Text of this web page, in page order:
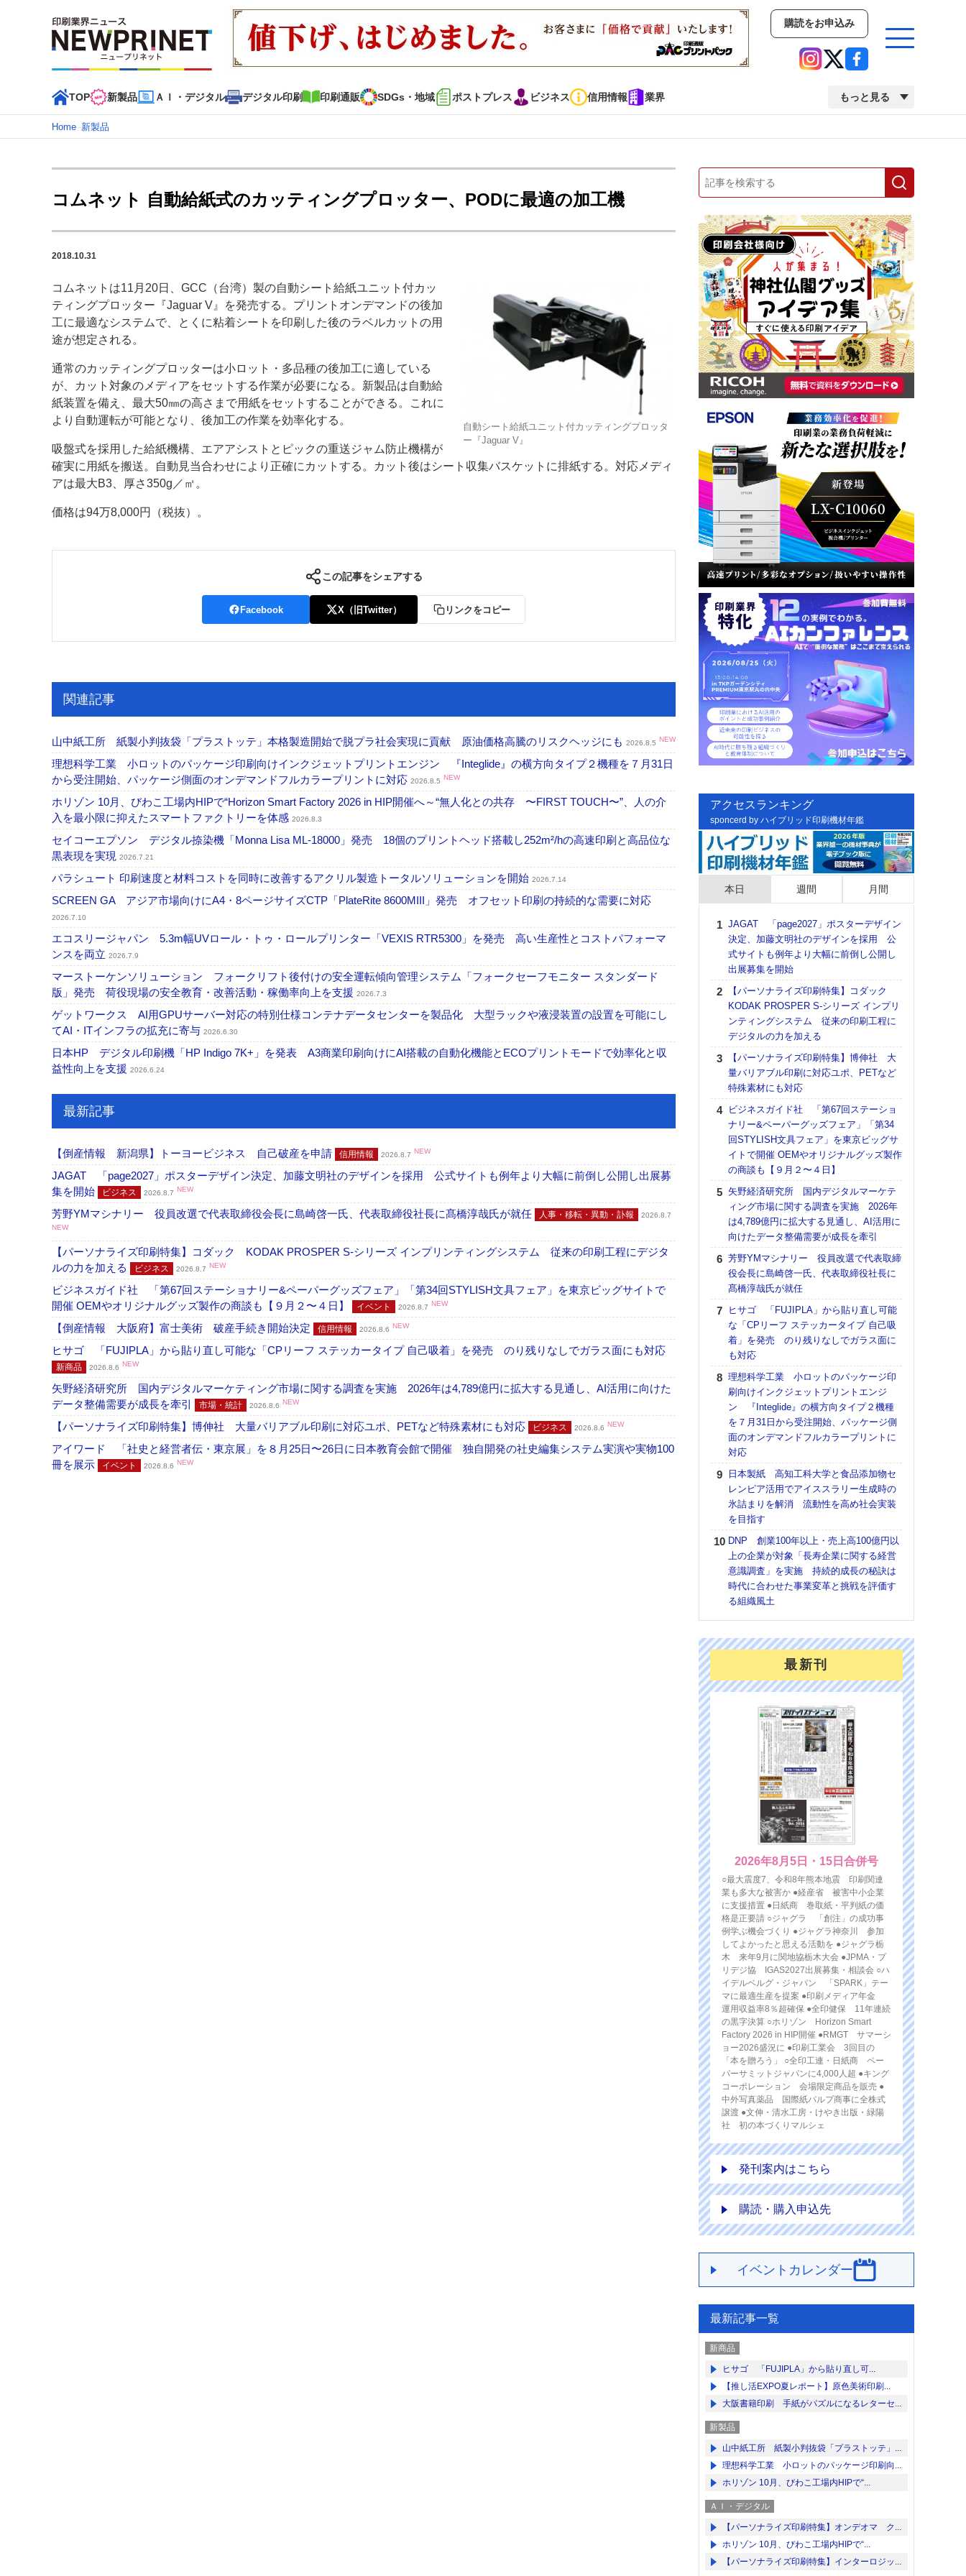
購読をお申込み
TOP 新製品 ＡＩ・デジタル デジタル印刷 印刷通販 SDGs・地域 ポストプレス ビジネス 信用情報 業界 もっと見る
イベント
インデックス
TOP 新着記事 特集記事 動画コンテンツ インタビュー コレクション
カテゴリー一覧
新商品 新製品 ＡＩ・デジタル デジタル印刷 印刷通販 SDGs・地域 ポストプレス ビジネス イベント 信用情報 業界 市場・統計 人事・移転・異動・訃報
特集記事カテゴリー一覧
2022 見える化・MIS特集 特集・デジタル印刷 アイデアで勝負！ ～多様なビジネス・多彩な商材～ 中古印刷機・製本機特集
2022 検査・校正特集
特集・デジタル印刷 ～ 新成長軌道を描く
発刊案内 JFPI印刷用語集 印刷機材年鑑
運営
Home–新製品
コムネット 自動給紙式のカッティングプロッター、PODに最適の加工機
2018.10.31
自動シート給紙ユニット付カッティングプロッタ
ー『Jaguar V』
コムネットは11月20日、GCC（台湾）製の自動シート給紙ユニット付カッ
ティングプロッター『Jaguar V』を発売する。プリントオンデマンドの後加
工に最適なシステムで、とくに粘着シートを印刷した後のラベルカットの用
途が想定される。
通常のカッティングプロッターは小ロット・多品種の後加工に適している
が、カット対象のメディアをセットする作業が必要になる。新製品は自動給
紙装置を備え、最大50㎜の高さまで用紙をセットすることができる。これに
より自動運転が可能となり、後加工の作業を効率化する。
吸盤式を採用した給紙機構、エアアシストとピックの重送ジャム防止機構が
確実に用紙を搬送。自動見当合わせにより正確にカットする。カット後はシート収集バスケットに排紙する。対応メディ
アは最大B3、厚さ350g／㎡。
価格は94万8,000円（税抜）。
この記事をシェアする
Facebook X（旧Twitter） リンクをコピー
関連記事
山中紙工所 紙製小判抜袋「プラストッテ」本格製造開始で脱プラ社会実現に貢献 原油価格高騰のリスクヘッジにも 2026.8.5 NEW
理想科学工業 小ロットのパッケージ印刷向けインクジェットプリントエンジン 『Integlide』の横方向タイプ２機種を７月31日
から受注開始、パッケージ側面のオンデマンドフルカラープリントに対応 2026.8.5 NEW
ホリゾン 10月、びわこ工場内HIPで“Horizon Smart Factory 2026 in HIP開催へ～“無人化との共存 〜FIRST TOUCH〜”、人の介
入を最小限に抑えたスマートファクトリーを体感 2026.8.3
セイコーエプソン デジタル捺染機「Monna Lisa ML-18000」発売 18個のプリントヘッド搭載し252m²/hの高速印刷と高品位な
黒表現を実現 2026.7.21
パラシュート 印刷速度と材料コストを同時に改善するアクリル製造トータルソリューションを開始 2026.7.14
SCREEN GA アジア市場向けにA4・8ページサイズCTP「PlateRite 8600MIII」発売 オフセット印刷の持続的な需要に対応
2026.7.10
エコスリージャパン 5.3m幅UVロール・トゥ・ロールプリンター「VEXIS RTR5300」を発売 高い生産性とコストパフォーマ
ンスを両立 2026.7.9
マーストーケンソリューション フォークリフト後付けの安全運転傾向管理システム「フォークセーフモニター スタンダード
版」発売 荷役現場の安全教育・改善活動・稼働率向上を支援 2026.7.3
ゲットワークス AI用GPUサーバー対応の特別仕様コンテナデータセンターを製品化 大型ラックや液浸装置の設置を可能にし
てAI・ITインフラの拡充に寄与 2026.6.30
日本HP デジタル印刷機「HP Indigo 7K+」を発表 A3商業印刷向けにAI搭載の自動化機能とECOプリントモードで効率化と収
益性向上を支援 2026.6.24
最新記事
【倒産情報 新潟県】トーヨービジネス 自己破産を申請 信用情報 2026.8.7 NEW
JAGAT 「page2027」ポスターデザイン決定、加藤文明社のデザインを採用 公式サイトも例年より大幅に前倒し公開し出展募
集を開始
ビジネス 2026.8.7 NEW
芳野YMマシナリー 役員改選で代表取締役会長に島崎啓一氏、代表取締役社長に髙橋淳哉氏が就任 人事・移転・異動・訃報
2026.8.7
NEW
【パーソナライズ印刷特集】コダック KODAK PROSPER S-シリーズ インプリンティングシステム 従来の印刷工程にデジタ
ルの力を加える
ビジネス 2026.8.7 NEW
ビジネスガイド社 「第67回ステーショナリー&ペーパーグッズフェア」「第34回STYLISH文具フェア」を東京ビッグサイトで
開催 OEMやオリジナルグッズ製作の商談も【９月２〜４日】
イベント 2026.8.7 NEW
【倒産情報 大阪府】富士美術 破産手続き開始決定 信用情報 2026.8.6 NEW
ヒサゴ 「FUJIPLA」から貼り直し可能な「CPリーフ ステッカータイプ 自己吸着」を発売 のり残りなしでガラス面にも対応
新商品 2026.8.6 NEW
矢野経済研究所 国内デジタルマーケティング市場に関する調査を実施 2026年は4,789億円に拡大する見通し、AI活用に向けた
データ整備需要が成長を牽引
市場・統計 2026.8.6 NEW
【パーソナライズ印刷特集】博伸社 大量バリアブル印刷に対応ユポ、PETなど特殊素材にも対応 ビジネス 2026.8.6 NEW
アイワード 「社史と経営者伝・東京展」を８月25日〜26日に日本教育会館で開催 独自開発の社史編集システム実演や実物100
冊を展示
イベント 2026.8.6 NEW
アクセスランキング
sponcerd by ハイブリッド印刷機材年鑑
本日 週間 月間
JAGAT 「page2027」ポスターデザイン
決定、加藤文明社のデザインを採用 公
式サイトも例年より大幅に前倒し公開し
出展募集を開始
【パーソナライズ印刷特集】コダック
KODAK PROSPER S-シリーズ インプリ
ンティングシステム 従来の印刷工程に
デジタルの力を加える
【パーソナライズ印刷特集】博伸社 大
量バリアブル印刷に対応ユポ、PETなど
特殊素材にも対応
ビジネスガイド社 「第67回ステーショ
ナリー&ペーパーグッズフェア」「第34
回STYLISH文具フェア」を東京ビッグサ
イトで開催 OEMやオリジナルグッズ製作
の商談も【９月２〜４日】
矢野経済研究所 国内デジタルマーケテ
ィング市場に関する調査を実施 2026年
は4,789億円に拡大する見通し、AI活用に
向けたデータ整備需要が成長を牽引
芳野YMマシナリー 役員改選で代表取締
役会長に島崎啓一氏、代表取締役社長に
髙橋淳哉氏が就任
ヒサゴ 「FUJIPLA」から貼り直し可能
な「CPリーフ ステッカータイプ 自己吸
着」を発売 のり残りなしでガラス面に
も対応
理想科学工業 小ロットのパッケージ印
刷向けインクジェットプリントエンジ
ン 『Integlide』の横方向タイプ２機種
を７月31日から受注開始、パッケージ側
面のオンデマンドフルカラープリントに
対応
日本製紙 高知工科大学と食品添加物セ
レンピア活用でアイススラリー生成時の
氷詰まりを解消 流動性を高め社会実装
を目指す
DNP 創業100年以上・売上高100億円以
上の企業が対象「長寿企業に関する経営
意識調査」を実施 持続的成長の秘訣は
時代に合わせた事業変革と挑戦を評価す
る組織風土
最新刊
2026年8月5日・15日合併号
○最大震度7、令和8年熊本地震 印刷関連
業も多大な被害か ●経産省 被害中小企業
に支援措置 ●日紙商 巻取紙・平判紙の価
格是正要請 ○ジャグラ 「創注」の成功事
例学ぶ機会づくり ●ジャグラ神奈川 参加
してよかったと思える活動を ●ジャグラ栃
木 来年9月に関地協栃木大会 ●JPMA・プ
リデジ協 IGAS2027出展募集・相談会 ○ハ
イデルベルグ・ジャパン 「SPARK」テー
マに最適生産を提案 ●印刷メディア年金
運用収益率8％超確保 ●全印健保 11年連続
の黒字決算 ○ホリゾン Horizon Smart
Factory 2026 in HIP開催 ●RMGT サマーシ
ョー2026盛況に ●印刷工業会 3回目の
「本を贈ろう」 ○全印工連・日紙商 ペー
パーサミットジャパンに4,000人超 ●キング
コーポレーション 会場限定商品を販売 ●
中外写真薬品 国際紙パルプ商事に全株式
譲渡 ●文伸・清水工房・けやき出版・緑陽
社 初の本づくりマルシェ
発刊案内はこちら
購読・購入申込先
イベントカレンダー
最新記事一覧
新商品
ヒサゴ 「FUJIPLA」から貼り直し可...
【推し活EXPO夏レポート】原色美術印刷...
大阪書籍印刷 手紙がパズルになるレターセ...
新製品
山中紙工所 紙製小判抜袋「プラストッテ」...
理想科学工業 小ロットのパッケージ印刷向...
ホリゾン 10月、びわこ工場内HIPで“...
ＡＩ・デジタル
【パーソナライズ印刷特集】オンデオマ ク...
ホリゾン 10月、びわこ工場内HIPで“...
【パーソナライズ印刷特集】インターロジッ...